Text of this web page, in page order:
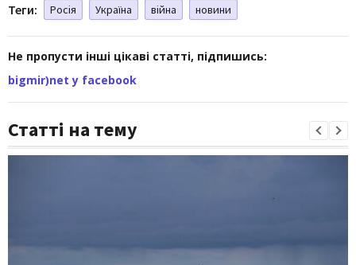
Теги: Росія Україна війна новини
Не пропусти інші цікаві статті, підпишись:
bigmir)net у facebook
Статті на тему